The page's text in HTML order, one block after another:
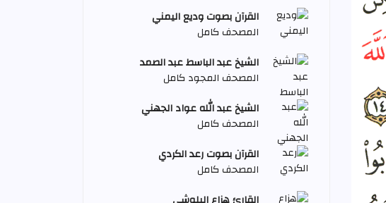
القرآن بصوت وديع اليمني
المصحف كامل
الشيخ عبد الباسط عبد الصمد
المصحف المجود كامل
الشيخ عبد الله عواد الجهني
المصحف كامل
القرآن بصوت رعد الكردي
المصحف كامل